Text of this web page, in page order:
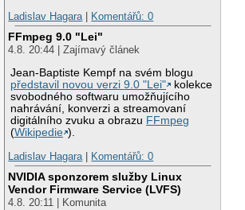
Ladislav Hagara
Komentářů: 0
FFmpeg 9.0 "Lei"
4.8. 20:44 | Zajímavý článek
Jean-Baptiste Kempf na svém blogu
představil novou verzi 9.0 "Lei"
kolekce
svobodného softwaru umožňujícího
nahrávání, konverzi a streamovaní
digitálního zvuku a obrazu FFmpeg
(Wikipedie ).
Ladislav Hagara | Komentářů: 0
NVIDIA sponzorem služby Linux
Vendor Firmware Service (LVFS)
4.8. 20:11 | Komunita